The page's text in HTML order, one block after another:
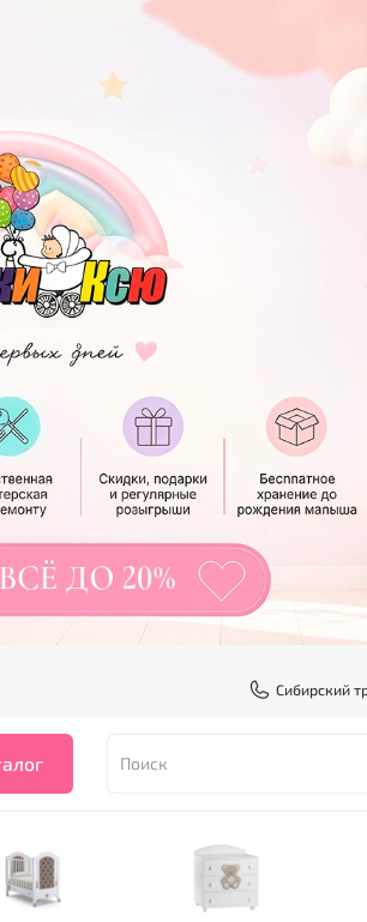
Сибирский